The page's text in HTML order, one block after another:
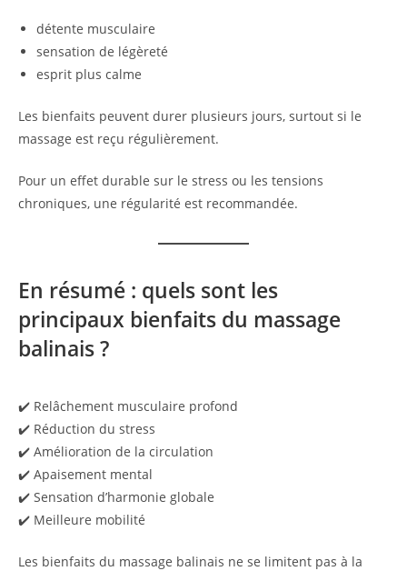
détente musculaire
sensation de légèreté
esprit plus calme
Les bienfaits peuvent durer plusieurs jours, surtout si le
massage est reçu régulièrement.
Pour un effet durable sur le stress ou les tensions
chroniques, une régularité est recommandée.
En résumé : quels sont les
principaux bienfaits du massage
balinais ?
✔️ Relâchement musculaire profond
✔️ Réduction du stress
✔️ Amélioration de la circulation
✔️ Apaisement mental
✔️ Sensation d’harmonie globale
✔️ Meilleure mobilité
Les bienfaits du massage balinais ne se limitent pas à la